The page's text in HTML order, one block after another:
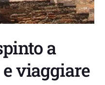
a
viaggiare